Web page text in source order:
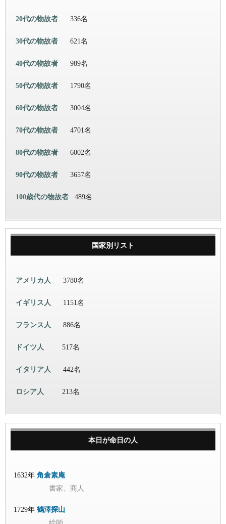
20代の物故者 336名
30代の物故者 621名
40代の物故者 989名
50代の物故者 1790名
60代の物故者 3004名
70代の物故者 4701名
80代の物故者 6002名
90代の物故者 3657名
100歳代の物故者 489名
国家別リスト
アメリカ人 3780名
イギリス人 1151名
フランス人 886名
ドイツ人 517名
イタリア人 442名
ロシア人 213名
本日が命日の人
1632年 角倉素庵
書家、商人
1729年 鶴澤探山
絵師